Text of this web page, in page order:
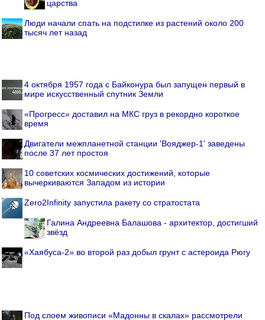
царства
Люди начали спать на подстилке из растений около 200
тысяч лет назад
4 октября 1957 года с Байконура был запущен первый в
мире искусственный спутник Земли
«Прогресс» доставил на МКС груз в рекордно короткое
время
Двигатели межпланетной станции 'Вояджер-1' заведены
после 37 лет простоя
10 советских космических достижений, которые
вычеркиваются Западом из истории
Zero2Infinity запустила ракету со стратостата
Галина Андреевна Балашова - архитектор, достигший
звёзд
«Хаябуса-2» во второй раз добыл грунт с астероида Рюгу
Под слоем живописи «Мадонны в скалах» рассмотрели